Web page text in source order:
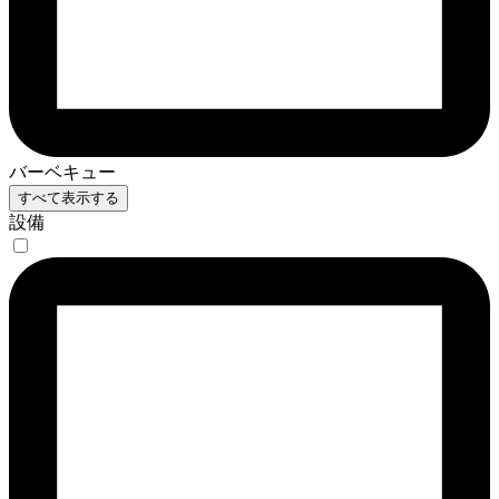
バーベキュー
すべて表示する
設備